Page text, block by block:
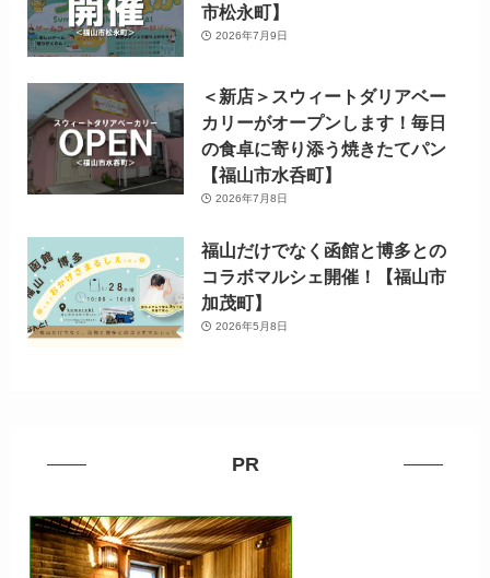
市松永町】
2026年7月9日
＜新店＞スウィートダリアベー
カリーがオープンします！毎日
の食卓に寄り添う焼きたてパン
【福山市水呑町】
2026年7月8日
福山だけでなく函館と博多との
コラボマルシェ開催！【福山市
加茂町】
2026年5月8日
PR